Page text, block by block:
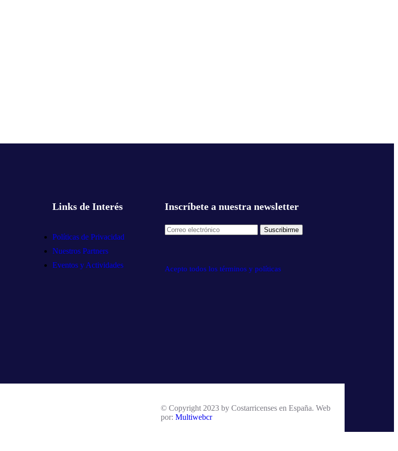
Links de Interés
Políticas de Privacidad
Nuestros Partners
Eventos y Actividades
Inscríbete a nuestra newsletter
Acepto todos los términos y políticas
© Copyright 2023 by Costarricenses en España. Web
por:Multiwebcr